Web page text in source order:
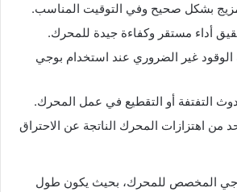
بشكل صحيح وفي التوقيت المناسب.
أداء مستقر وكفاءة جيدة للمحرك.
الوقود غير الضروري عند استخدام بوجي
التفتفة أو التقطيع في عمل المحرك.
من اهتزازات المحرك الناتجة عن الاحتراق
المخصص للمحرك، بحيث يكون طول